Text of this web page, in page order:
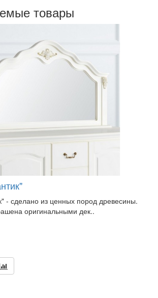
товары
- сделано из ценных пород древесины.
оригинальными дек..